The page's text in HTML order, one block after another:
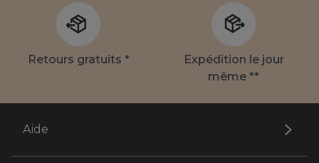
Retours gratuits *
Expédition le jour
même **
Aide